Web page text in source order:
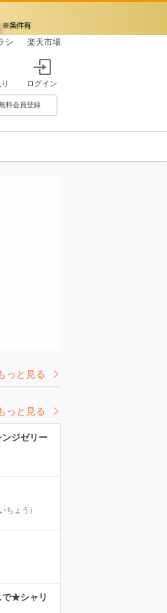
シ 楽天市場
ログイン
料会員登録
っと見る
っと見る
ジゼリー
ちょう）
で★シャリ